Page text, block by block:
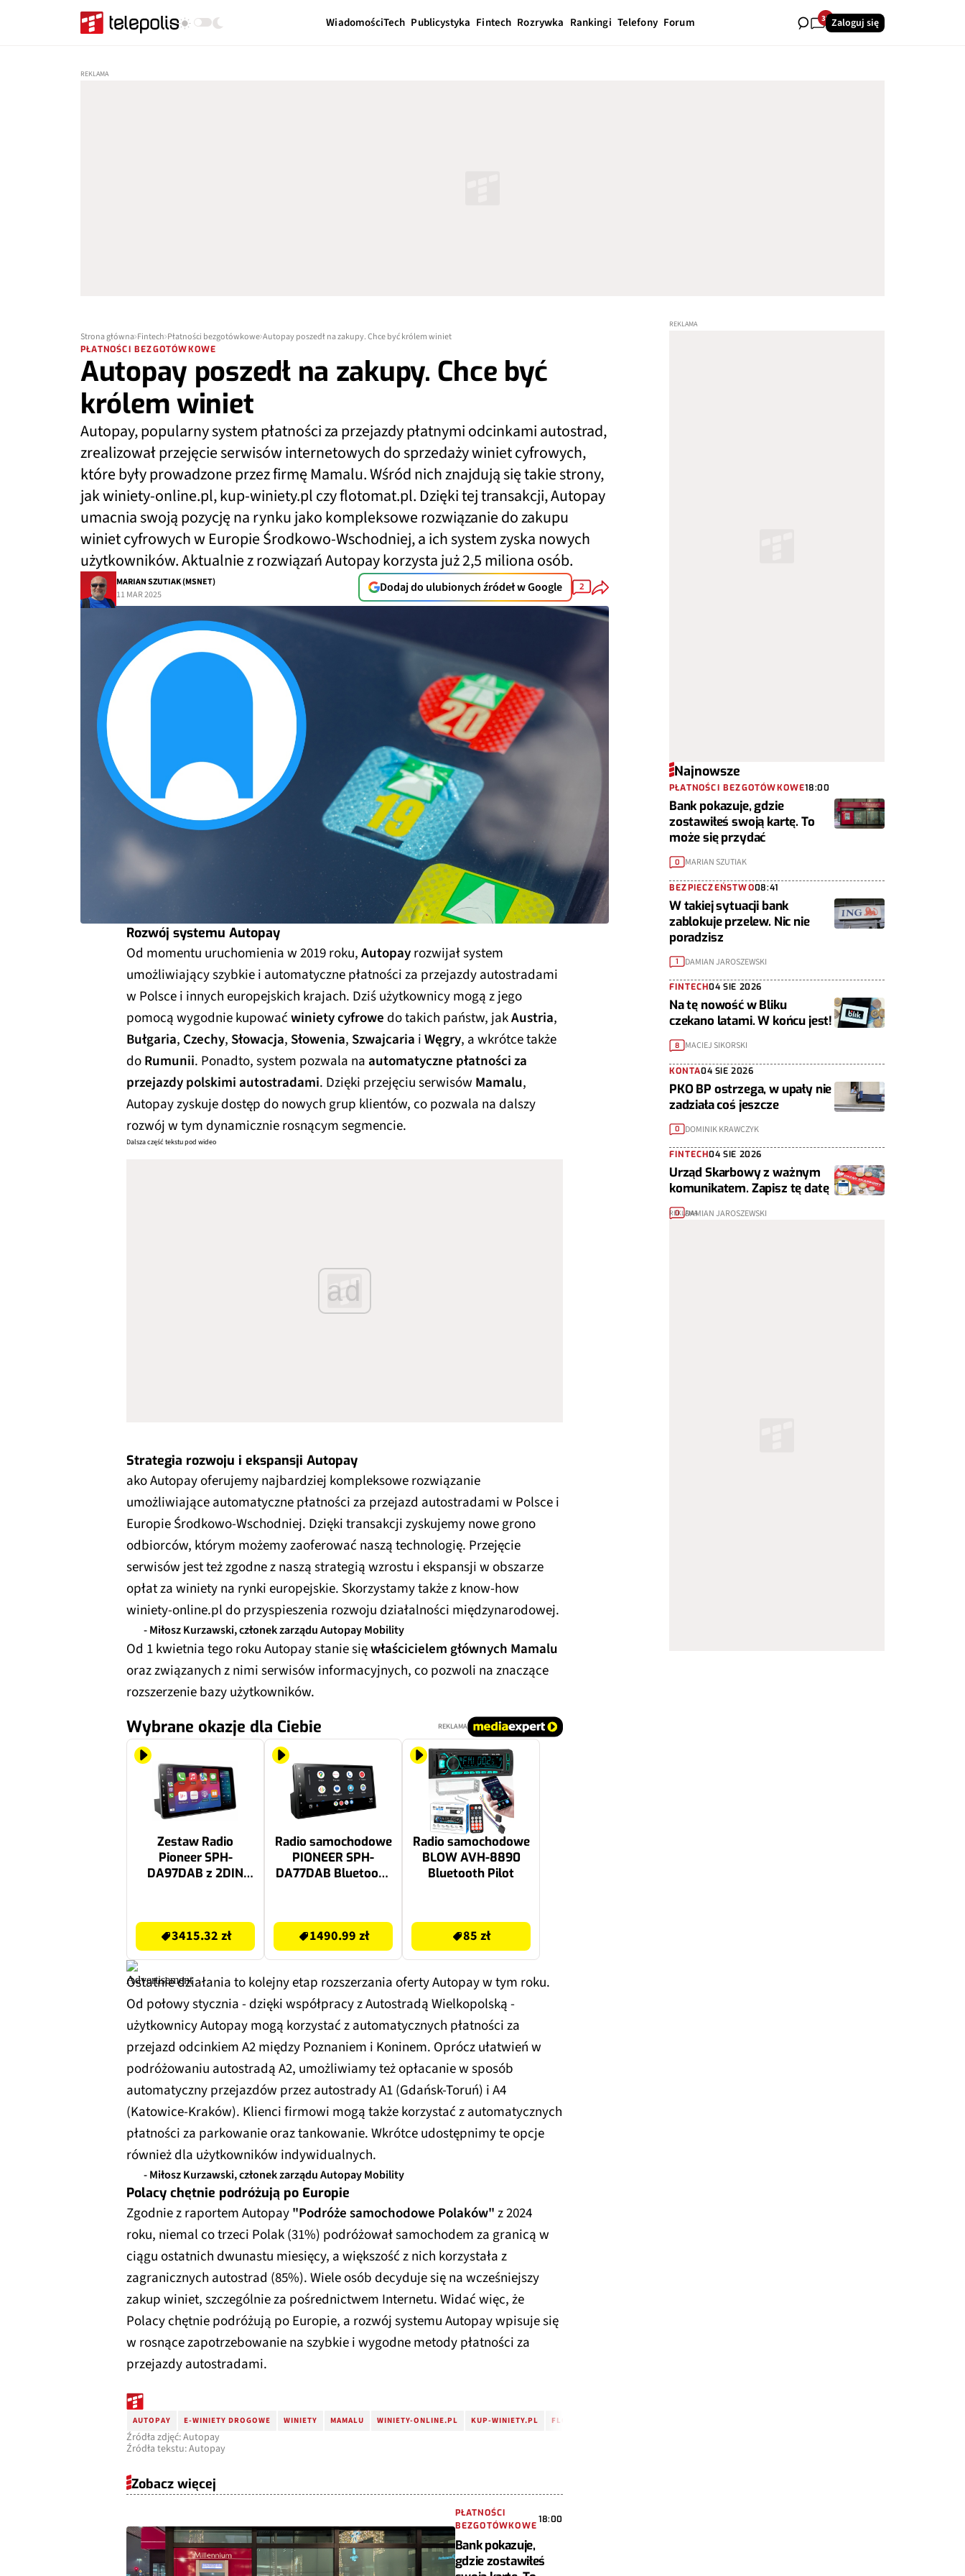
WiadomościTech Publicystyka Fintech Rozrywka Rankingi Telefony Forum 39Zaloguj się
Strona główna Fintech Płatności bezgotówkowe Autopay poszedł na zakupy. Chce być królem winiet
PŁATNOŚCI BEZGOTÓWKOWE
Autopay poszedł na zakupy. Chce być
królem winiet
Autopay, popularny system płatności za przejazdy płatnymi odcinkami autostrad,
zrealizował przejęcie serwisów internetowych do sprzedaży winiet cyfrowych,
które były prowadzone przez firmę Mamalu. Wśród nich znajdują się takie strony,
jak winiety-online.pl, kup-winiety.pl czy flotomat.pl. Dzięki tej transakcji, Autopay
umacnia swoją pozycję na rynku jako kompleksowe rozwiązanie do zakupu
winiet cyfrowych w Europie Środkowo-Wschodniej, a ich system zyska nowych
użytkowników. Aktualnie z rozwiązań Autopay korzysta już 2,5 miliona osób.
MARIAN SZUTIAK (MSNET)
11 MAR 2025
Dodaj do ulubionych źródeł w Google 2
Rozwój systemu Autopay
Od momentu uruchomienia w 2019 roku,Autopayrozwijał system
umożliwiający szybkie i automatyczne płatności za przejazdy autostradami
w Polsce i innych europejskich krajach. Dziś użytkownicy mogą z jego
pomocą wygodnie kupowaćwiniety cyfrowe do takich państw, jakAustria,
Bułgaria, Czechy, Słowacja, Słowenia, Szwajcaria iWęgry, a wkrótce także
doRumunii. Ponadto, system pozwala naautomatyczne płatności za
przejazdy polskimi autostradami. Dzięki przejęciu serwisów Mamalu,
Autopay zyskuje dostęp do nowych grup klientów, co pozwala na dalszy
rozwój w tym dynamicznie rosnącym segmencie.
Dalsza część tekstu pod wideo
ad
Strategia rozwoju i ekspansji Autopay
ako Autopay oferujemy najbardziej kompleksowe rozwiązanie
umożliwiające automatyczne płatności za przejazd autostradami w Polsce i
Europie Środkowo-Wschodniej. Dzięki transakcji zyskujemy nowe grono
odbiorców, którym możemy zaoferować naszą technologię. Przejęcie
serwisów jest też zgodne z naszą strategią wzrostu i ekspansji w obszarze
opłat za winiety na rynki europejskie. Skorzystamy także z know-how
winiety-online.pl do przyspieszenia rozwoju działalności międzynarodowej.
- Miłosz Kurzawski, członek zarządu Autopay Mobility
Od 1 kwietnia tego roku Autopay stanie sięwłaścicielem głównych Mamalu
oraz związanych z nimi serwisów informacyjnych, co pozwoli na znaczące
rozszerzenie bazy użytkowników.
Wybrane okazje dla Ciebie REKLAMA
Zestaw Radio
Pioneer SPH-
DA97DAB z 2DIN
montażowym
3415.32 zł
Radio samochodowe
PIONEER SPH-
DA77DAB Bluetooth
1490.99 zł
Radio samochodowe
BLOW AVH-8890
Bluetooth Pilot
85 zł
Ostatnie działania to kolejny etap rozszerzania oferty Autopay w tym roku.
Od połowy stycznia - dzięki współpracy z Autostradą Wielkopolską -
użytkownicy Autopay mogą korzystać z automatycznych płatności za
przejazd odcinkiem A2 między Poznaniem i Koninem. Oprócz ułatwień w
podróżowaniu autostradą A2, umożliwiamy też opłacanie w sposób
automatyczny przejazdów przez autostrady A1 (Gdańsk-Toruń) i A4
(Katowice-Kraków). Klienci firmowi mogą także korzystać z automatycznych
płatności za parkowanie oraz tankowanie. Wkrótce udostępnimy te opcje
również dla użytkowników indywidualnych.
- Miłosz Kurzawski, członek zarządu Autopay Mobility
Polacy chętnie podróżują po Europie
Zgodnie z raportem Autopay"Podróże samochodowe Polaków"z 2024
roku, niemal co trzeci Polak (31%) podróżował samochodem za granicą w
ciągu ostatnich dwunastu miesięcy, a większość z nich korzystała z
zagranicznych autostrad (85%). Wiele osób decyduje się na wcześniejszy
zakup winiet, szczególnie za pośrednictwem Internetu. Widać więc, że
Polacy chętnie podróżują po Europie, a rozwój systemu Autopay wpisuje się
w rosnące zapotrzebowanie na szybkie i wygodne metody płatności za
przejazdy autostradami.
AUTOPAY E-WINIETY DROGOWE WINIETY MAMALU WINIETY-ONLINE.PL KUP-WINIETY.PL FLOTOMAT.PL
Źródła zdjęć: Autopay
Źródła tekstu: Autopay
Zobacz więcej
PŁATNOŚCI
BEZGOTÓWKOWE
18:00
Bank pokazuje,
gdzie zostawiłeś
Najnowsze
PŁATNOŚCI BEZGOTÓWKOWE18:00
Bank pokazuje, gdzie
zostawiłeś swoją kartę. To
może się przydać
0 MARIAN SZUTIAK
BEZPIECZEŃSTWO08:41
W takiej sytuacji bank
zablokuje przelew. Nic nie
poradzisz
1 DAMIAN JAROSZEWSKI
FINTECH04 SIE 2026
Na tę nowość w Bliku
czekano latami. W końcu jest!
8 MACIEJ SIKORSKI
KONTA04 SIE 2026
PKO BP ostrzega, w upały nie
zadziała coś jeszcze
0 DOMINIK KRAWCZYK
FINTECH04 SIE 2026
Urząd Skarbowy z ważnym
komunikatem. Zapisz tę datę
0 DAMIAN JAROSZEWSKI